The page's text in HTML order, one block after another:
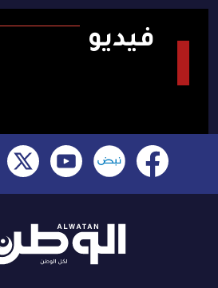
فيديو